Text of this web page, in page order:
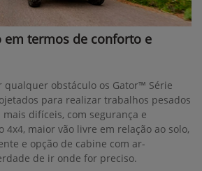
em termos de conforto e
obstáculo os Gator™ Série
para realizar trabalhos pesados
difíceis, com segurança e
4x4, maior vão livre em relação ao solo,
e opção de cabine com ar-
de ir onde for preciso.